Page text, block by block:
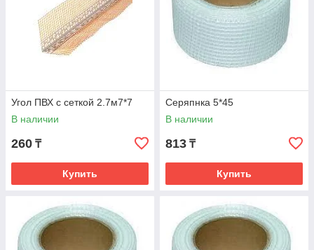
Угол ПВХ с сеткой 2.7м7*7
В наличии
260 ₸
Купить
Серяпнка 5*45
В наличии
813 ₸
Купить